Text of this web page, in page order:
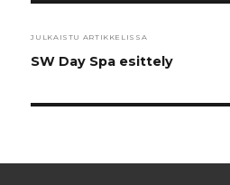
Artikkelien
selaus
JULKAISTU ARTIKKELISSA
SW Day Spa esittely